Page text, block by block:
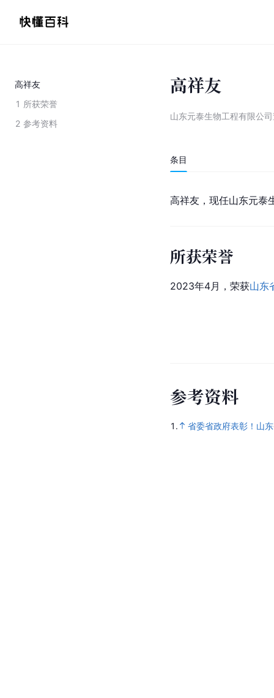
高祥友
1 所获荣誉
2 参考资料
高祥友
山东元泰生物工程有限公
条目
高祥友，现任山东元泰
所获荣誉
2023年4月，荣获山东
参考资料
1. 省委省政府表彰！山